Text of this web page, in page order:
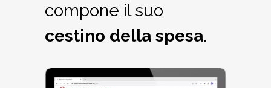
compone il suo
cestino della spesa.